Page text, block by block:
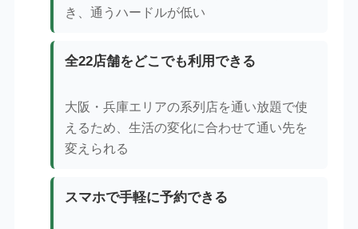
き、通うハードルが低い
全22店舗をどこでも利用できる
大阪・兵庫エリアの系列店を通い放題で使
えるため、生活の変化に合わせて通い先を
変えられる
スマホで手軽に予約できる